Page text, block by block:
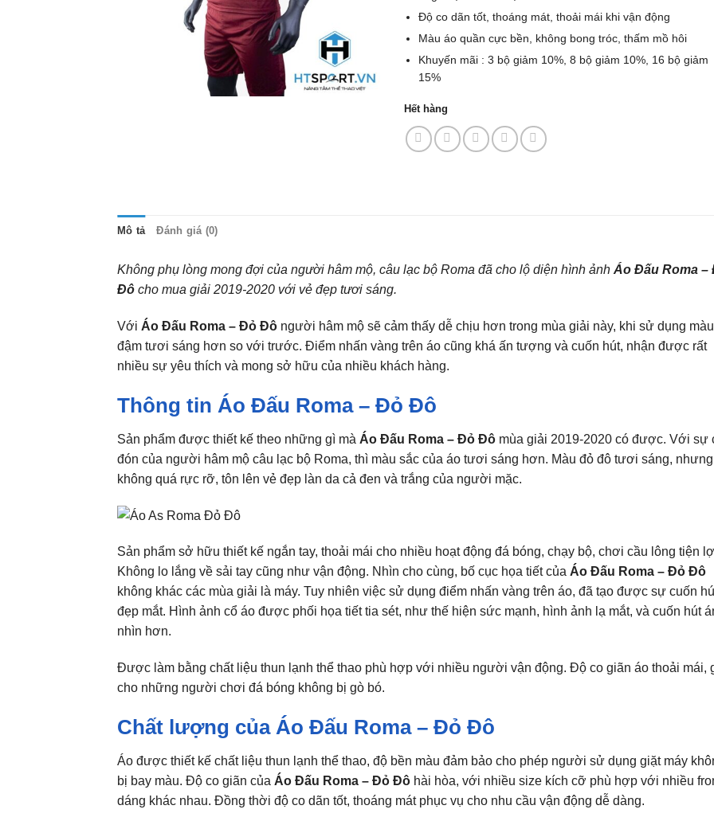
Độ co dãn tốt, thoáng mát, thoải mái khi vận động
Màu áo quần cực bền, không bong tróc, thấm mồ hôi
Khuyến mãi : 3 bộ giảm 10%, 8 bộ giảm 10%, 16 bộ giảm
15%
Hết hàng
Mô tả Đánh giá (0)
Không phụ lòng mong đợi của người hâm mộ, câu lạc bộ Roma đã cho lộ diện hình ảnh Áo Đấu Roma –
Đô cho mua giải 2019-2020 với vẻ đẹp tươi sáng.
Với Áo Đấu Roma – Đỏ Đô người hâm mộ sẽ cảm thấy dễ chịu hơn trong mùa giải này, khi sử dụng
đậm tươi sáng hơn so với trước. Điểm nhấn vàng trên áo cũng khá ấn tượng và cuốn hút, nhận được rất
nhiều sự yêu thích và mong sở hữu của nhiều khách hàng.
Thông tin Áo Đấu Roma – Đỏ Đô
Sản phẩm được thiết kế theo những gì mà Áo Đấu Roma – Đỏ Đô mùa giải 2019-2020 có được. Với sự
đón của người hâm mộ câu lạc bộ Roma, thì màu sắc của áo tươi sáng hơn. Màu đỏ đô tươi sáng, nhưng
không quá rực rỡ, tôn lên vẻ đẹp làn da cả đen và trắng của người mặc.
Sản phẩm sở hữu thiết kế ngắn tay, thoải mái cho nhiều hoạt động đá bóng, chạy bộ, chơi cầu lông tiện
Không lo lắng về sải tay cũng như vận động. Nhìn cho cùng, bố cục họa tiết của Áo Đấu Roma – Đỏ Đô
không khác các mùa giải là máy. Tuy nhiên việc sử dụng điểm nhấn vàng trên áo, đã tạo được sự cuốn
đẹp mắt. Hình ảnh cổ áo được phối họa tiết tia sét, như thế hiện sức mạnh, hình ảnh lạ mắt, và cuốn hút
nhìn hơn.
Được làm bằng chất liệu thun lạnh thể thao phù hợp với nhiều người vận động. Độ co giãn áo thoải mái,
cho những người chơi đá bóng không bị gò bó.
Chất lượng của Áo Đấu Roma – Đỏ Đô
Áo được thiết kế chất liệu thun lạnh thể thao, độ bền màu đảm bảo cho phép người sử dụng giặt máy
bị bay màu. Độ co giãn của Áo Đấu Roma – Đỏ Đô hài hòa, với nhiều size kích cỡ phù hợp với nhiều
dáng khác nhau. Đồng thời độ co dãn tốt, thoáng mát phục vụ cho nhu cầu vận động dễ dàng.